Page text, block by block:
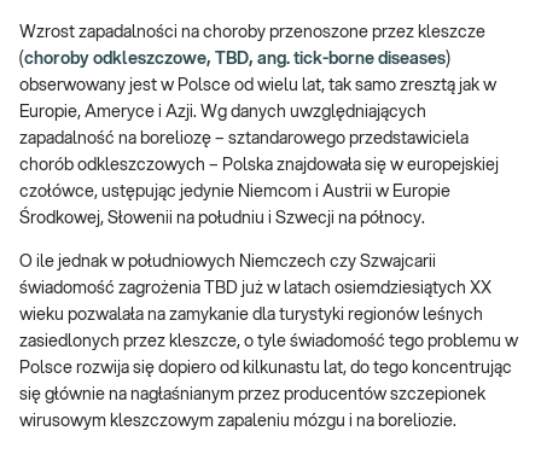
Wzrost zapadalności na choroby przenoszone przez kleszcze
(choroby odkleszczowe, TBD, ang. tick-borne diseases)
obserwowany jest w Polsce od wielu lat, tak samo zresztą jak w
Europie, Ameryce i Azji. Wg danych uwzględniających
zapadalność na boreliozę – sztandarowego przedstawiciela
chorób odkleszczowych – Polska znajdowała się w europejskiej
czołówce, ustępując jedynie Niemcom i Austrii w Europie
Środkowej, Słowenii na południu i Szwecji na północy.
O ile jednak w południowych Niemczech czy Szwajcarii
świadomość zagrożenia TBD już w latach osiemdziesiątych XX
wieku pozwalała na zamykanie dla turystyki regionów leśnych
zasiedlonych przez kleszcze, o tyle świadomość tego problemu w
Polsce rozwija się dopiero od kilkunastu lat, do tego koncentrując
się głównie na nagłaśnianym przez producentów szczepionek
wirusowym kleszczowym zapaleniu mózgu i na boreliozie.